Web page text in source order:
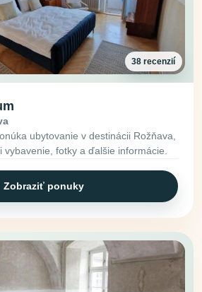
38 recenzií
ubytovanie v destinácii Rožňava,
vybavenie, fotky a ďalšie informácie.
Zobraziť ponuky